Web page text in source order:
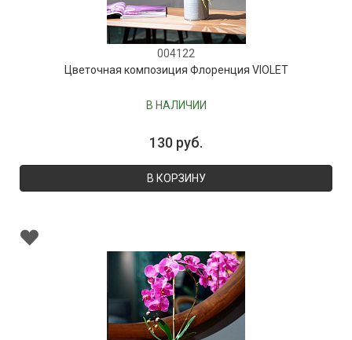
004122
Цветочная композиция Флоренция VIOLET
В НАЛИЧИИ
130 руб.
В КОРЗИНУ